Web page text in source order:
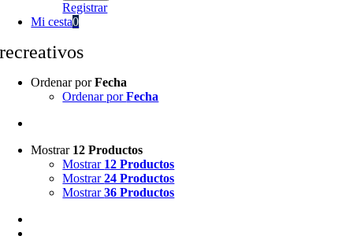
Registrar
Mi cesta0
recreativos
Ordenar porFecha
Ordenar porFecha
Mostrar 12 Productos
Mostrar 12 Productos
Mostrar24 Productos
Mostrar36 Productos